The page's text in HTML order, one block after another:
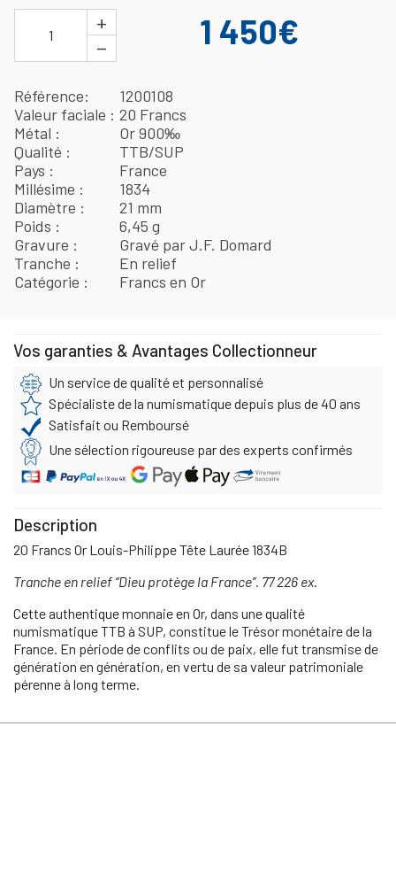
1
+
−
1 450€
Référence
1200108
Valeur faciale
20 Francs
Métal
Or 900‰
Qualité
TTB/SUP
Pays
France
Millésime
1834
Diamètre
21 mm
Poids
6,45 g
Gravure
Gravé par J.F. Domard
Tranche
En relief
Catégorie
Francs en Or
Vos garanties & Avantages Collectionneur
Un service de qualité et personnalisé
Spécialiste de la numismatique depuis plus de 40 ans
Satisfait ou Remboursé
Une sélection rigoureuse par des experts confirmés
Description
20 Francs Or Louis-Philippe Tête Laurée 1834B
Tranche en relief ‘‘Dieu protège la France’’. 77 226 ex.
Cette authentique monnaie en Or, dans une qualité
numismatique TTB à SUP, constitue le Trésor monétaire de la
France. En période de conflits ou de paix, elle fut transmise de
génération en génération, en vertu de sa valeur patrimoniale
pérenne à long terme.